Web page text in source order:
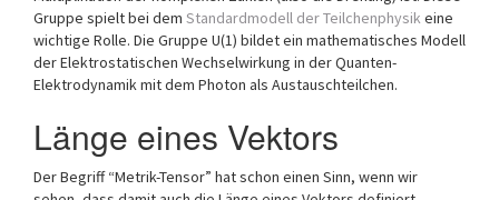
Gruppe spielt bei dem Standardmodell der Teilchenphysikeine
wichtige Rolle. Die Gruppe U(1) bildet ein mathematisches Modell
der Elektrostatischen Wechselwirkung in der Quanten-
Elektrodynamik mit dem Photon als Austauschteilchen.
Länge eines Vektors
Der Begriff “Metrik-Tensor” hat schon einen Sinn, wenn wir